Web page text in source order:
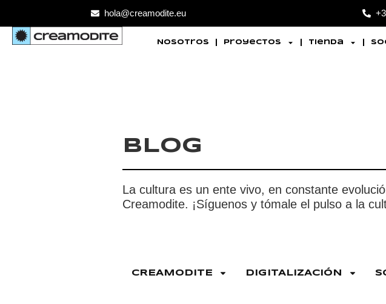
hola@creamodite.eu
Nosotros Proyectos Tienda
BLOG
La cultura es un ente vivo, en constante
Creamodite. ¡Síguenos y tómale el pulso a la
CREAMODITE DIGITALIZACIÓN